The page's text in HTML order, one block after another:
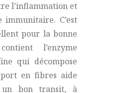
l’inflammation et
C’est
pour la bonne
l’enzyme
qui décompose
en fibres aide
bon transit, à